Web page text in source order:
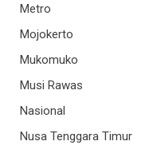
Metro
Mojokerto
Mukomuko
Musi Rawas
Nasional
Nusa Tenggara Timur